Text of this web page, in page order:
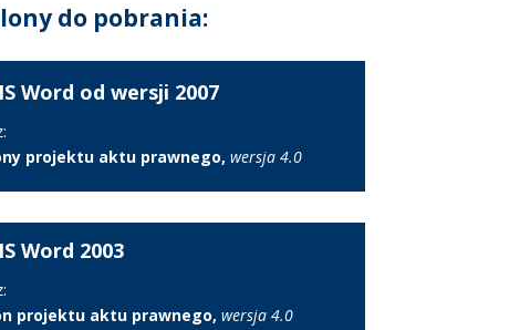
do pobrania:
Word od wersji 2007
projektu aktu prawnego, wersja 4.0
Word 2003
projektu aktu prawnego, wersja 4.0